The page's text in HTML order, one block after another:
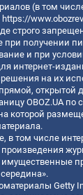
(в том
https://
строго
при получении
и при
интернет-
на их
открытой
OBOZ.UA по
которой
в том числе
Getty